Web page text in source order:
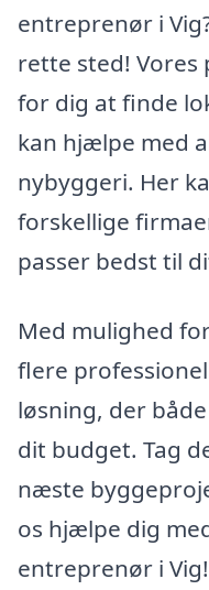
entreprenør i
rette sted!
for dig at finde
kan hjælpe med
nybyggeri. Her
forskellige
passer bedst til
Med mulighed
flere
løsning, der
dit budget. Tag
næste
os hjælpe dig
entreprenør i Vig!